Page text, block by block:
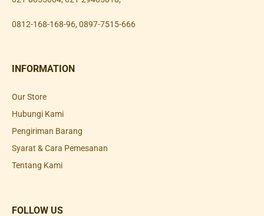
0812-168-168-96, 0897-7515-666
INFORMATION
Our Store
Hubungi Kami
Pengiriman Barang
Syarat & Cara Pemesanan
Tentang Kami
FOLLOW US